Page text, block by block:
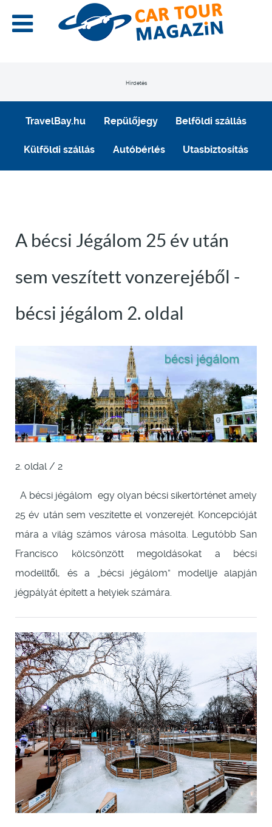
Hirdetés
TravelBay.hu Repülőjegy Belföldi szállás
Külföldi szállás Autóbérlés Utasbiztosítás
A bécsi Jégálom 25 év után
sem veszített vonzerejéből -
bécsi jégálom 2. oldal
2. oldal / 2
A bécsi jégálom egy olyan bécsi sikertörténet amely
25 év után sem veszítette el vonzerejét. Koncepcióját
mára a világ számos városa másolta. Legutóbb San
Francisco kölcsönzött megoldásokat a bécsi
modelltől, és a „bécsi jégálom” modellje alapján
jégpályát épített a helyiek számára.